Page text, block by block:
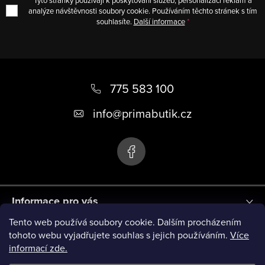
Tento web používá soubory cookie. Dalším procházením
tohoto webu vyjadřujete souhlas s jejich používáním. Více
informací zde.
p
analýze návštěvnosti soubory cookie. Používáním těchto stránek s tím
souhlasíte. Další informace
775 583 100
info@primabutik.cz
Informace pro vás
Blog